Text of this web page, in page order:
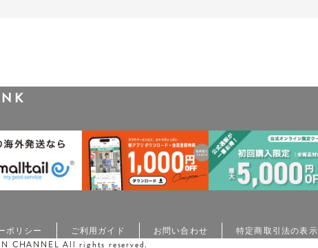
ポリシー ご利用ガイド お問い合わせ 特定商取引法の表示
CHANNEL All rights reserved.